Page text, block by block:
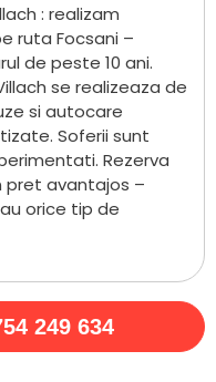
: realizam
ruta Focsani –
de peste 10 ani.
se realizeaza de
si autocare
Soferii sunt
Rezerva
pret avantajos –
orice tip de
249 634